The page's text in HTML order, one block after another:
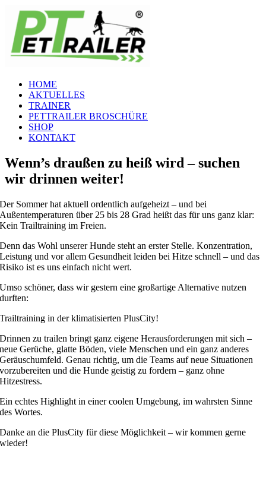
Zum
Inhalt
springen
HOME
AKTUELLES
TRAINER
PETTRAILER BROSCHÜRE
SHOP
KONTAKT
Wenn’s draußen zu heiß wird – suchen
wir drinnen weiter!
Der Sommer hat aktuell ordentlich aufgeheizt – und bei
Außentemperaturen über 25 bis 28 Grad heißt das für uns ganz klar:
Kein Trailtraining im Freien.
Denn das Wohl unserer Hunde steht an erster Stelle. Konzentration,
Leistung und vor allem Gesundheit leiden bei Hitze schnell – und das
Risiko ist es uns einfach nicht wert.
Umso schöner, dass wir gestern eine großartige Alternative nutzen
durften:
Trailtraining in der klimatisierten PlusCity!
Drinnen zu trailen bringt ganz eigene Herausforderungen mit sich –
neue Gerüche, glatte Böden, viele Menschen und ein ganz anderes
Geräuschumfeld. Genau richtig, um die Teams auf neue Situationen
vorzubereiten und die Hunde geistig zu fordern – ganz ohne
Hitzestress.
Ein echtes Highlight in einer coolen Umgebung, im wahrsten Sinne
des Wortes.
Danke an die PlusCity für diese Möglichkeit – wir kommen gerne
wieder!